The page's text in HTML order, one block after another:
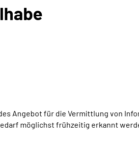
Angebot für die Vermittlung von
möglichst frühzeitig erkannt